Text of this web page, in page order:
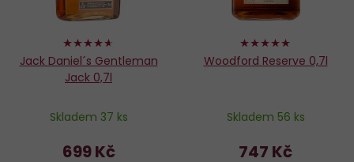
92%
Jack Daniel´s Gentleman
Jack 0,7l
Skladem 37 ks
699 Kč
98%
Woodford Reserve 0,7l
Skladem 56 ks
747 Kč